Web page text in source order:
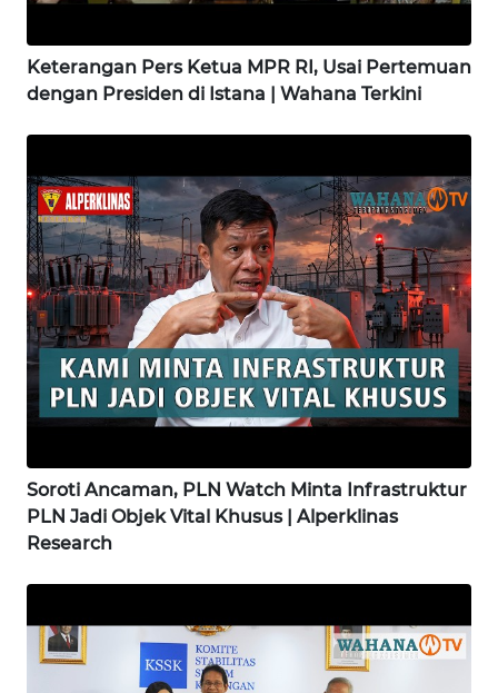
Keterangan Pers Ketua MPR RI, Usai Pertemuan
dengan Presiden di Istana | Wahana Terkini
Soroti Ancaman, PLN Watch Minta Infrastruktur
PLN Jadi Objek Vital Khusus | Alperklinas
Research
KARO
SIMALUNGUN
WN
LABUHANBATU
WN
TAPANULI
TENGAH
WN DELI
SERDANG
TEBING
TINGGI
PAKPAK
WN
KARAWANG